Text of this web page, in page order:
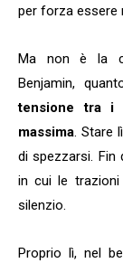
per forza essere
Ma non è la
Benjamin,
tensione tra i
massima. Stare
di spezzarsi. Fin
in cui le
silenzio.
Proprio lì, nel